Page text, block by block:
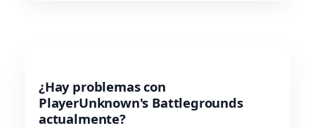
¿Hay problemas con
PlayerUnknown's Battlegrounds
actualmente?